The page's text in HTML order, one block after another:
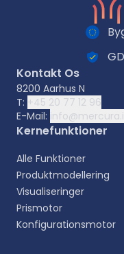
Kontakt Os
8200 Aarhus N
T: +45 20 77 12 96
E-Mail:
Kernefunktioner
Alle Funktioner
Produktmodellering
Visualiseringer
Prismotor
Konfigurationsmotor